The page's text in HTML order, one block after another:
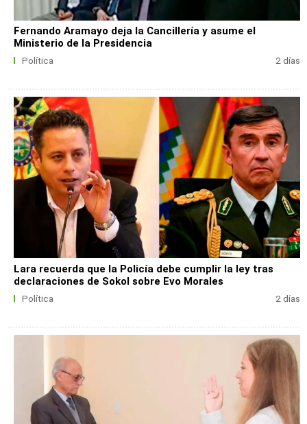
Fernando Aramayo deja la Cancillería y asume el
Ministerio de la Presidencia
Política 2 días
Lara recuerda que la Policía debe cumplir la ley tras
declaraciones de Sokol sobre Evo Morales
Política 2 días